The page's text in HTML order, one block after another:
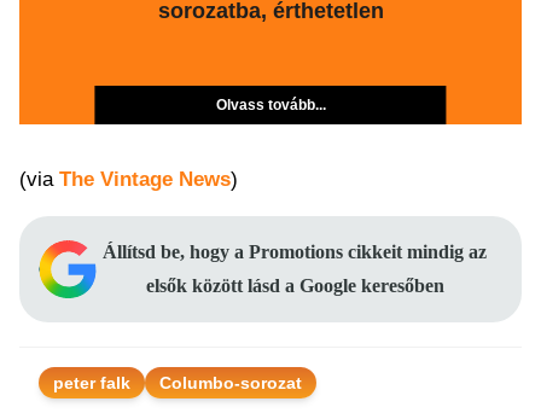
sorozatba, érthetetlen
Olvass tovább...
(via The Vintage News)
Állítsd be, hogy a Promotions cikkeit mindig az
elsők között lásd a Google keresőben
peter falk Columbo-sorozat